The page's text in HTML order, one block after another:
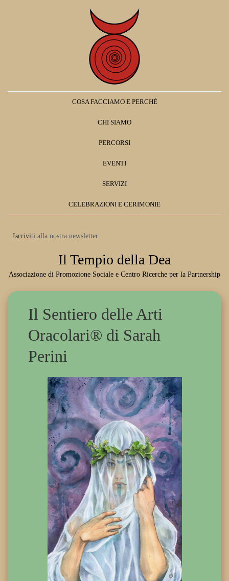
COSA FACCIAMO E PERCHÉ
CHI SIAMO
PERCORSI
EVENTI
SERVIZI
CELEBRAZIONI E CERIMONIE
Iscriviti alla nostra newsletter
Il Tempio della Dea
Associazione di Promozione Sociale e Centro Ricerche per la Partnership
Il Sentiero delle Arti
Oracolari® di Sarah
Perini